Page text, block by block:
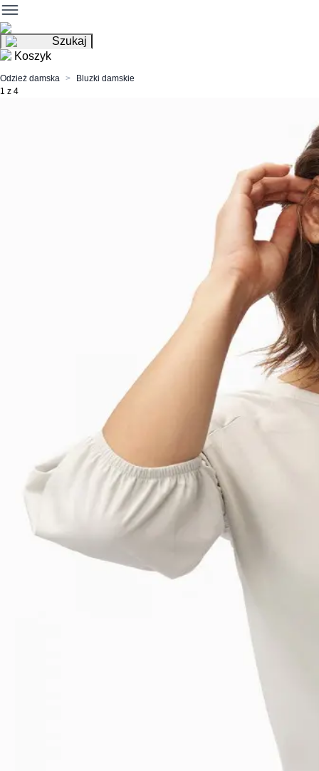
Szukaj
Koszyk
Odzież damska
Bluzki damskie
1 z 4